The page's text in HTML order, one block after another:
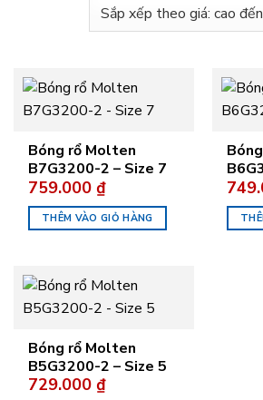
Bóng rổ Molten
B7G3200-2 – Size 7
759.000₫
THÊM VÀO GIỎ HÀNG
Bóng rổ Molten
B5G3200-2 – Size 5
729.000₫